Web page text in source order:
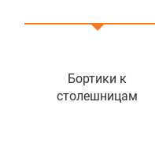
Бортики к
столешницам